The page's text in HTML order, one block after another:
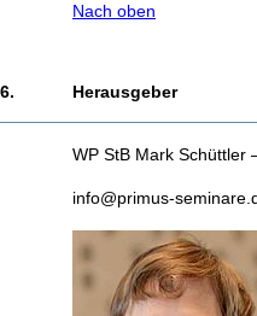
Nach oben
6. Herausgeber
WP StB Mark Schüttler
info@primus-